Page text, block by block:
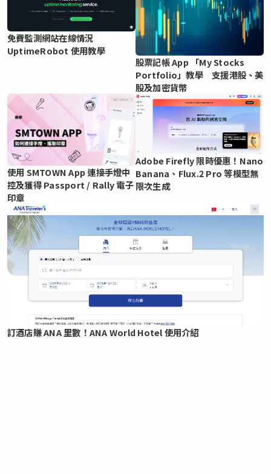
免費監測網站在線情況
UptimeRobot 使用教學
股票記帳 App 「My Stocks
Portfolio」教學 支援港股、美
股及加密貨幣
使用 SMTOWN App 連接手燈中
控及獲得 Passport / Rally 電子
印章
Adobe Firefly 限時優惠！Nano
Banana、Flux.2 Pro 等模型無
限次生成
訂酒店賺 ANA 里數！ANA World Hotel 使用介紹